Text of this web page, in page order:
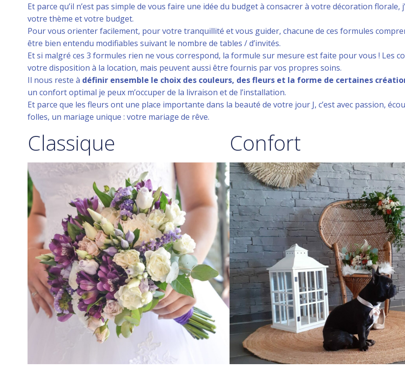
Et parce qu’il n’est pas simple de vous faire une idée du budget à consacrer à votre décoration
votre thème et votre budget.
Pour vous orienter facilement, pour votre tranquillité et vous guider, chacune de ces formules
être bien entendu modifiables suivant le nombre de tables / d’invités.
Et si malgré ces 3 formules rien ne vous correspond, la formule sur mesure est faite pour vous ! Les
votre disposition à la location, mais peuvent aussi être fournis par vos propres soins.
Il nous reste à définir ensemble le choix des couleurs, des fleurs et la forme de certaines
un confort optimal je peux m’occuper de la livraison et de l’installation.
Et parce que les fleurs ont une place importante dans la beauté de votre jour J, c’est avec passion,
folles, un mariage unique : votre mariage de rêve.
Classique Confort